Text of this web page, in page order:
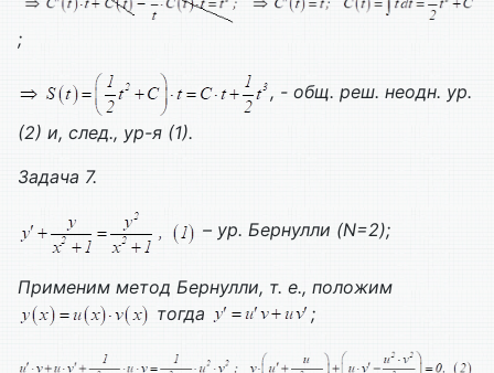
;
, - общ. реш. неодн. ур.
(2) и, след., ур-я (1).
Задача 7.
– ур. Бернулли (N=2);
Применим метод Бернулли, т. е., положим
тогда
;